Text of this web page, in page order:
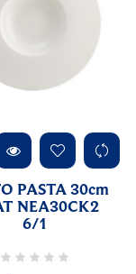
PASTA 30cm
NEA30CK2
6/1